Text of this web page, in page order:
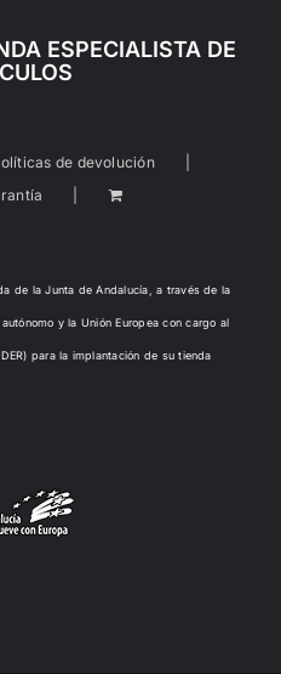
ESPECIALISTA DE
de devolución
de la Junta de Andalucía, a través de la
y la Unión Europea con cargo al
para la implantación de su tienda